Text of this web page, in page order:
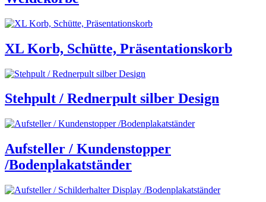
XL Korb, Schütte, Präsentationskorb
Stehpult / Rednerpult silber Design
Aufsteller / Kundenstopper
/Bodenplakatständer